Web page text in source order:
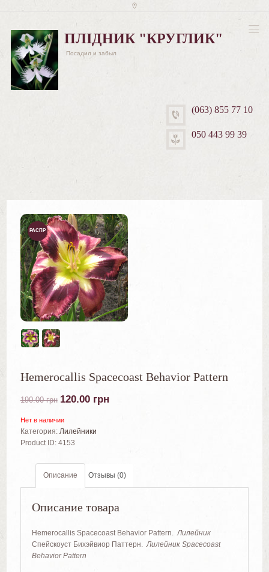
ПЛІДНИК "КРУГЛИК"
Посадил и забыл
(063) 855 77 10
050 443 99 39
РАСПР
ОДАЖ
А!
Hemerocallis Spacecoast Behavior Pattern
190.00грн 120.00 грн
Нет в наличии
Категория: Лилейники
Product ID: 4153
Описание Отзывы (0)
Описание товара
Hemerocallis Spacecoast Behavior Pattern.Лилейник
Спейскоуст Бихэйвиор Паттерн.Лилейник Spacecoast
Behavior Pattern